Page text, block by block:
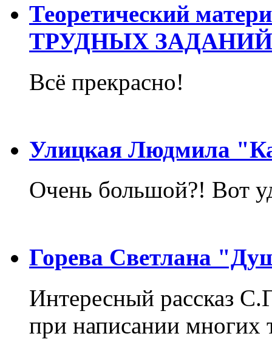
Теоретический
ТРУДНЫХ
Всё прекрасно!
Улицкая Людмила
Очень большой?! Вот
Горева Светлана
Интересный рассказ
при написании многих